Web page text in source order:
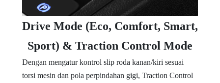
Drive Mode (Eco, Comfort, Smart,
Sport) & Traction Control Mode
Dengan mengatur kontrol slip roda kanan/kiri sesuai
torsi mesin dan pola perpindahan gigi, Traction Control